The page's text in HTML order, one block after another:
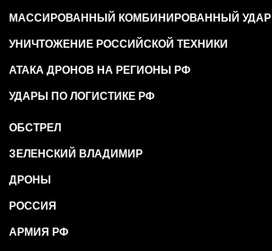
МАССИРОВАННЫЙ КОМБИНИРОВАННЫЙ УДАР
УНИЧТОЖЕНИЕ РОССИЙСКОЙ ТЕХНИКИ
АТАКА ДРОНОВ НА РЕГИОНЫ РФ
УДАРЫ ПО ЛОГИСТИКЕ РФ
ОБСТРЕЛ
ЗЕЛЕНСКИЙ ВЛАДИМИР
ДРОНЫ
РОССИЯ
АРМИЯ РФ